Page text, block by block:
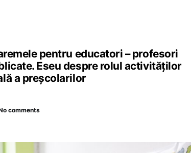
pentru educatori – profesori
Eseu despre rolul activităților
a preșcolarilor
comments